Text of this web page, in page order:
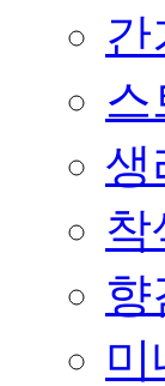
간
스
생
착
향
미